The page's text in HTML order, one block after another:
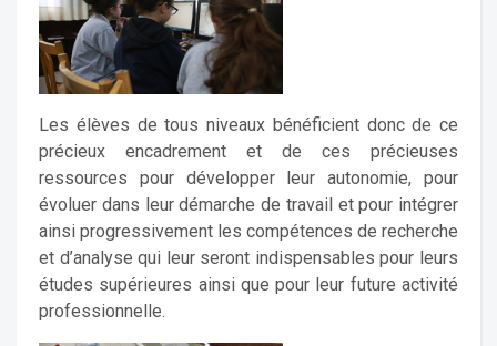
Les élèves de tous niveaux bénéficient donc de ce
précieux encadrement et de ces précieuses
ressources pour développer leur autonomie, pour
évoluer dans leur démarche de travail et pour intégrer
ainsi progressivement les compétences de recherche
et d’analyse qui leur seront indispensables pour leurs
études supérieures ainsi que pour leur future activité
professionnelle.